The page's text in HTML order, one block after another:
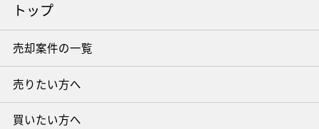
トップ
売却案件の一覧
売りたい方へ
買いたい方へ